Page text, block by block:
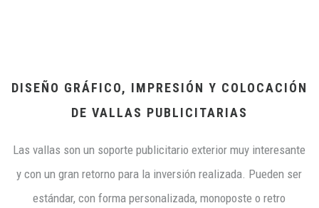
DISEÑO GRÁFICO, IMPRESIÓN Y COLOCACIÓN
DE VALLAS PUBLICITARIAS
Las vallas son un soporte publicitario exterior muy interesante
y con un gran retorno para la inversión realizada. Pueden ser
estándar, con forma personalizada, monoposte o retro